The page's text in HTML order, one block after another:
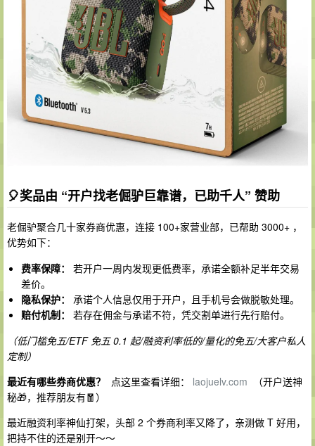
🎈奖品由 “开户找老倔驴巨靠谱，已助千人” 赞助
老倔驴聚合几十家券商优惠，连接 100+家营业部，已帮助 3000+ ，
优势如下：
费率保障：
若开户一周内发现更低费率，承诺全额补足半年交易
差价。
隐私保护：
承诺个人信息仅用于开户，且手机号会做脱敏处理。
赔付机制：
若存在佣金与承诺不符，凭交割单进行先行赔付。
（低门槛免五/ETF 免五 0.1 起/融资利率低的/量化的免五/大客户私人
定制）
最近有哪些券商优惠？
点这里查看详细： laojuelv.com （开户送神
秘🎁，推荐朋友有🧧）
最近融资利率神仙打架，头部 2 个券商利率又降了，亲测做 T 好用，
把持不住的还是别开～～